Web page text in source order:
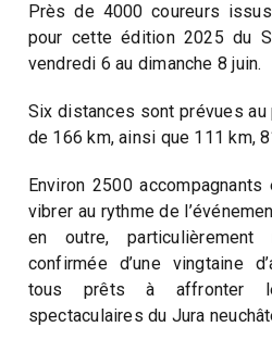
Près de 4000 coureurs
pour cette édition 2025 du
vendredi 6 au dimanche 8 juin.
Six distances sont prévues
de 166 km, ainsi que 111 km,
Environ 2500
vibrer au rythme de
en outre,
confirmée d’une vingtaine
tous prêts à affronter
spectaculaires du Jura